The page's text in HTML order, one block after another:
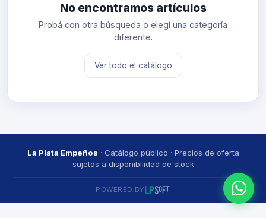
No encontramos artículos
Probá con otra búsqueda o elegí una categoría
diferente.
Ver todo el catálogo
La Plata Empeños · Catálogo público · Precios de oferta
sujetos a disponibilidad de stock
POWERED BY